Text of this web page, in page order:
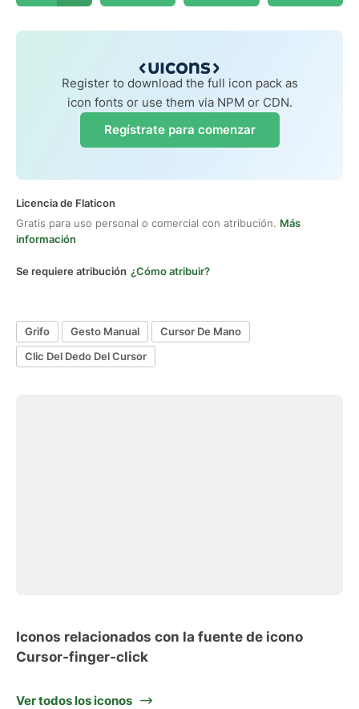
Register to download the full icon pack as
icon fonts or use them via NPM or CDN.
Regístrate para comenzar
Licencia de Flaticon
Gratis para uso personal o comercial con atribución. Más
información
Se requiere atribución ¿Cómo atribuir?
Grifo Gesto Manual
Cursor De Mano
Clic Del Dedo Del Cursor
Iconos relacionados con la fuente de icono
Cursor-finger-click
Ver todos los iconos